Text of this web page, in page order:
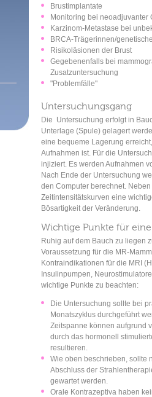
Brustimplantate
Monitoring bei neoadjuvanter
Karzinom-Metastase bei
BRCA-Trägerinnen/
Risikoläsionen der Brust
Gegebenenfalls bei
Zusatzuntersuchung
"Problemfälle"
Untersuchungsgang
Die Untersuchung erfolgt in
Unterlage (Spule) gelagert
eine bequeme Lagerung
Aufnahmen ist. Für die
injiziert. Es werden Aufnahmen
Nach Ende der Untersuchung
den Computer berechnet.
Zeitintensitätskurven eine
Bösartigkeit der Veränderung.
Wichtige Punkte für
Ruhig auf dem Bauch zu liegen
Voraussetzung für die MR-
Kontraindikationen für die MRI
Insulinpumpen,
wichtige Punkte zu beachten:
Die Untersuchung sollte bei
Monatszyklus durchgeführt
Zeitspanne können aufgrund
durch das hormonell
resultieren.
Wie oben beschrieben, sollte
Abschluss der
gewartet werden.
Orale Kontrazeptiva haben